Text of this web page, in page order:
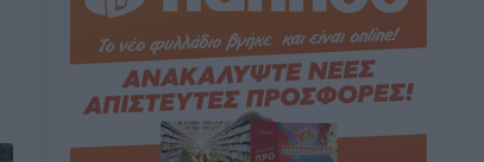
Ενίσχυση των υπηρεσιών υγείας στο
αεροδρόμιο της Ρόδου: «Η πολιτική
βούληση είναι η ενίσχυση, όχι η
αφαίρεση»
Τοπικές Ειδήσεις πριν 1 ώρα